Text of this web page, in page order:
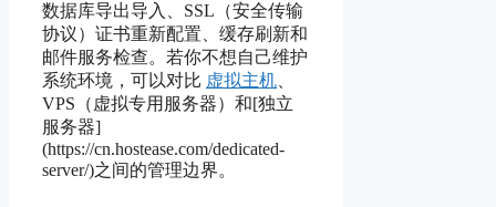
数据库导出导入、SSL（安全传输
协议）证书重新配置、缓存刷新和
邮件服务检查。若你不想自己维护
系统环境，可以对比 虚拟主机
VPS（虚拟专用服务器）和[独立
服务器]
(https://cn.hostease.com/dedicated-
server/)之间的管理边界。